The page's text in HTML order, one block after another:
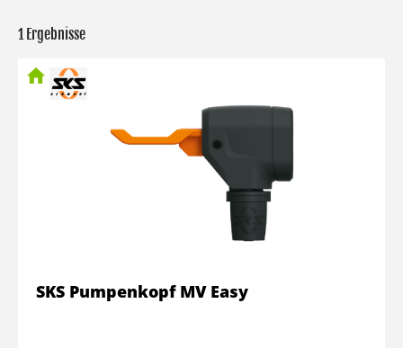
1 Ergebnisse
SKS Pumpenkopf MV Easy